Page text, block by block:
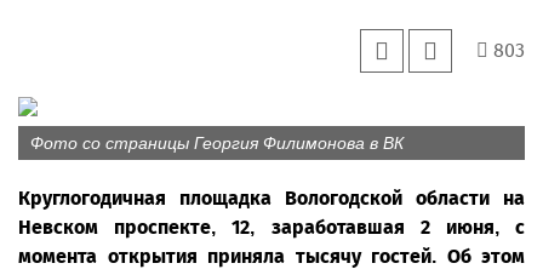
803
Фото со страницы Георгия Филимонова в ВК
Круглогодичная площадка Вологодской области на
Невском проспекте, 12, заработавшая 2 июня, с
момента открытия приняла тысячу гостей. Об этом